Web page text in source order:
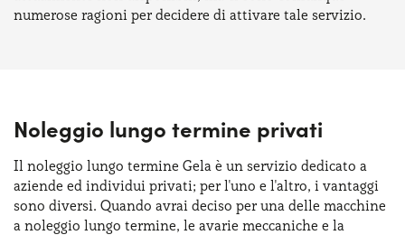
numerose ragioni per decidere di attivare tale servizio.
Noleggio lungo termine privati
Il noleggio lungo termine Gela è un servizio dedicato a
aziende ed individui privati; per l'uno e l'altro, i vantaggi
sono diversi. Quando avrai deciso per una delle macchine
a noleggio lungo termine, le avarie meccaniche e la